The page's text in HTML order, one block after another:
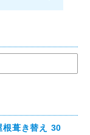
根葺き替え 30